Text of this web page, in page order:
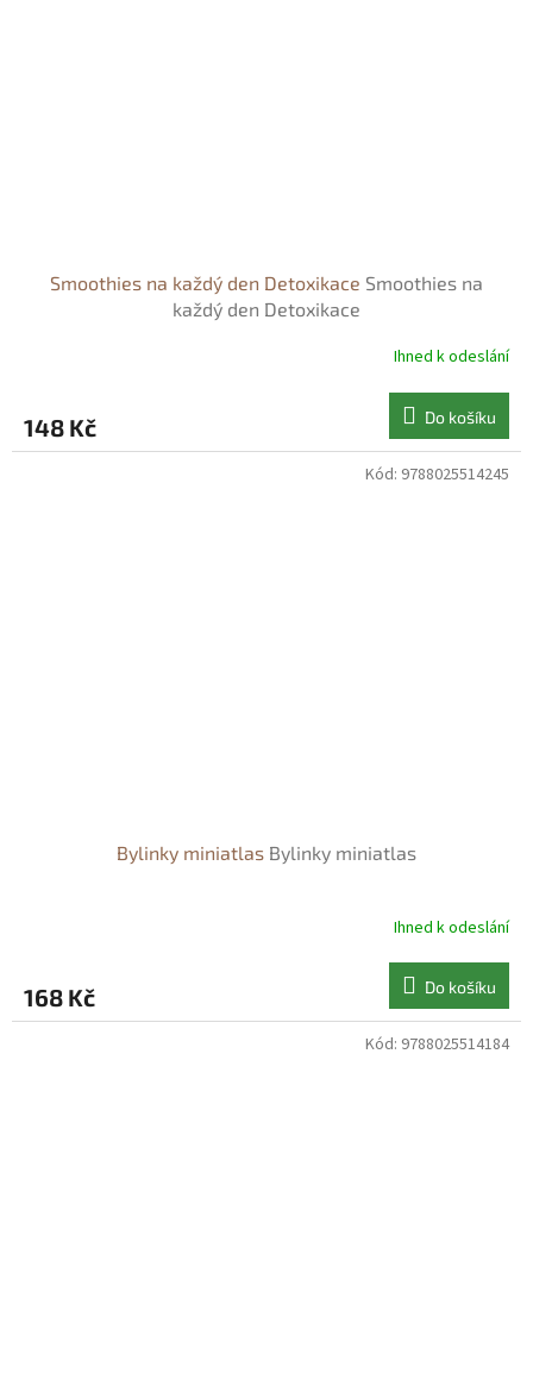
Smoothies na každý den Detoxikace Smoothies na
každý den Detoxikace
Ihned k odeslání
148 Kč Do košíku
Bylinky miniatlas Bylinky miniatlas
Ihned k odeslání
168 Kč Do košíku
Kód: 9788025514245
Kód: 9788025514184